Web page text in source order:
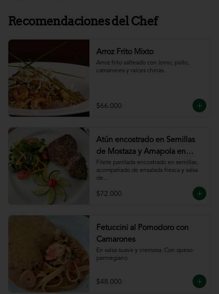
Recomendaciones del Chef
Arroz Frito Mixto
Arroz frito salteado con lomo, pollo,
camarones y raíces chinas.
$66.000
Atún encostrado en Semillas
de Mostaza y Amapola en
salsa de ajillo
Filete parrilada encostrado en semillas,
acompañado de ensalada fresca y salsa
de
$72.000
Fetuccini al Pomodoro con
Camarones
En salsa suave y cremosa. Con queso
parmegiano
$48.000